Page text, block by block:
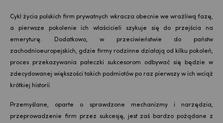
Cykl życia polskich firm prywatnych wkracza obecnie we wrażliwą fazę,
a pierwsze pokolenie ich właścicieli szykuje się do przejścia na
emeryturę. Dodatkowo, w przeciwieństwie do państw
zachodnioeuropejskich, gdzie firmy rodzinne działają od kilku pokoleń,
proces przekazywania pałeczki sukcesorom odbywać się będzie w
zdecydowanej większości takich podmiotów po raz pierwszy w ich wciąż
krótkiej historii.
Przemyślane, oparte o sprawdzone mechanizmy i narzędzia,
przeprowadzenie firm przez sukcesję, jest zaś bardzo pożądane z